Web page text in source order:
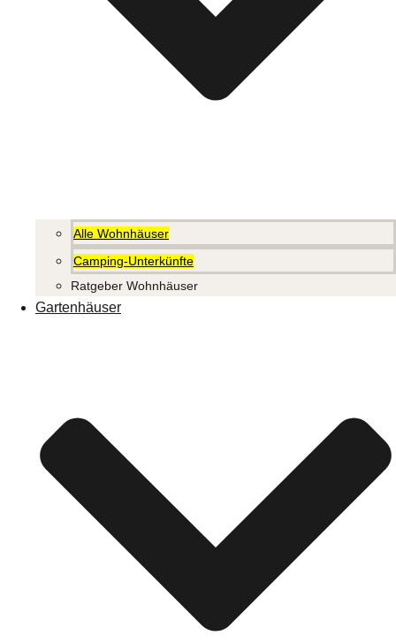
Alle Wohnhäuser
Camping-Unterkünfte
Ratgeber Wohnhäuser
Gartenhäuser